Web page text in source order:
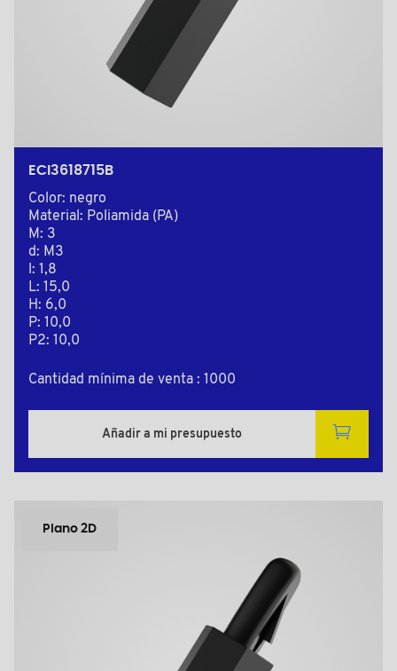
ECI3618715B
Color: negro
Material: Poliamida (PA)
M: 3
d: M3
l: 1,8
L: 15,0
H: 6,0
P: 10,0
P2: 10,0
Cantidad mínima de venta : 1000
Añadir a mi presupuesto
Plano 2D